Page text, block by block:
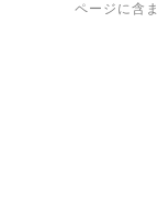
ページに含